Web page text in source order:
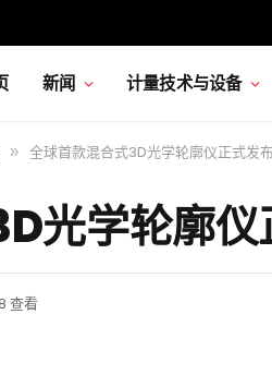
新闻 计量技术与设备
» 全球首款混合式3D光学轮廓仪正式发布
光学轮廓
查看